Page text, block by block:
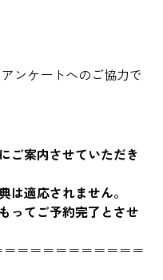
ンケートへのご協力で
ご案内させていただき
は適応されません。
ってご予約完了とさせ
＝＝＝＝＝＝＝＝＝＝